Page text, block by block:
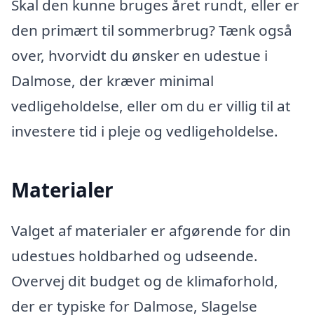
Skal den kunne bruges året rundt, eller er
den primært til sommerbrug? Tænk også
over, hvorvidt du ønsker en udestue i
Dalmose, der kræver minimal
vedligeholdelse, eller om du er villig til at
investere tid i pleje og vedligeholdelse.
Materialer
Valget af materialer er afgørende for din
udestues holdbarhed og udseende.
Overvej dit budget og de klimaforhold,
der er typiske for Dalmose, Slagelse